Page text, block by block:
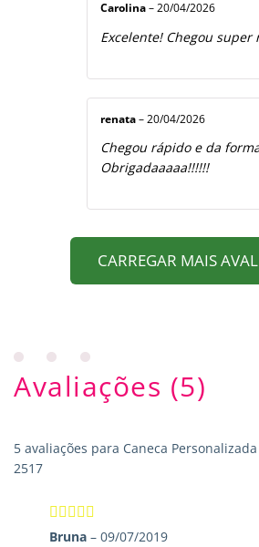
Carolina – 20/04/2026
Excelente! Chegou super
renata – 20/04/2026
Chegou rápido e da
Obrigadaaaaa!!!!!!
CARREGAR MAIS
Avaliações (5)
5 avaliações para Caneca
2517
Avaliação5
Bruna– 09/07/2019